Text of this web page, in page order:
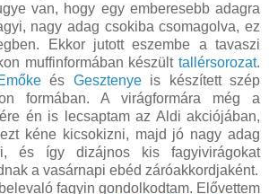
van, hogy egy emberesebb adagra
nagy adag csokiba csomagolva, ez
Ekkor jutott eszembe a tavaszi
muffinformában készült tallérsorozat.
és Gesztenyeis készített szép
formában. A virágformára még a
én is lecsaptam az Aldi akciójában,
kéne kicsokizni, majd jó nagy adag
és így dizájnos kis fagyivirágokat
a vasárnapi ebéd záróakkordjaként.
fagyin gondolkodtam. Elővettem